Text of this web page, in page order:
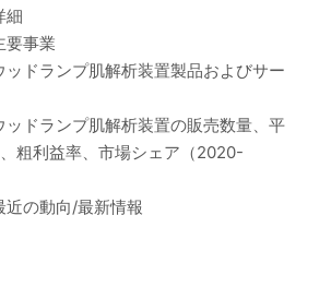
細
要事業
ドランプ肌解析装置製品およびサー
ドランプ肌解析装置の販売数量、平
粗利益率、市場シェア（2020-
の動向/最新情報